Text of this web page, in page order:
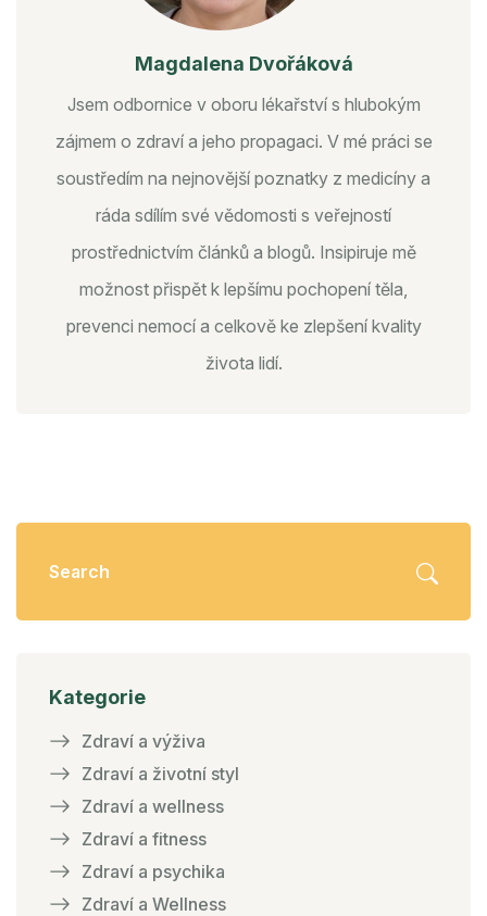
Magdalena Dvořáková
Jsem odbornice v oboru lékařství s hlubokým
zájmem o zdraví a jeho propagaci. V mé práci se
soustředím na nejnovější poznatky z medicíny a
ráda sdílím své vědomosti s veřejností
prostřednictvím článků a blogů. Insipiruje mě
možnost přispět k lepšímu pochopení těla,
prevenci nemocí a celkově ke zlepšení kvality
života lidí.
Kategorie
Zdraví a výživa
Zdraví a životní styl
Zdraví a wellness
Zdraví a fitness
Zdraví a psychika
Zdraví a Wellness